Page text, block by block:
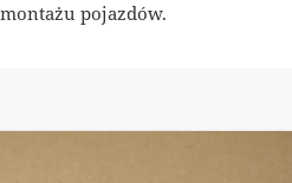
pojazdów.